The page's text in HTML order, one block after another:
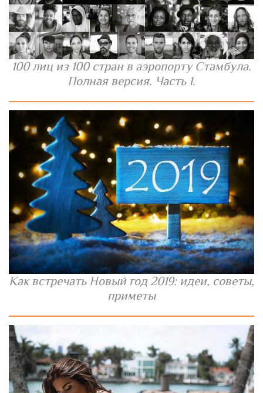
100 лиц из 100 стран в аэропорту Стамбула.
Полная версия. Часть 1.
Как встречать Новый год 2019: идеи, советы,
приметы